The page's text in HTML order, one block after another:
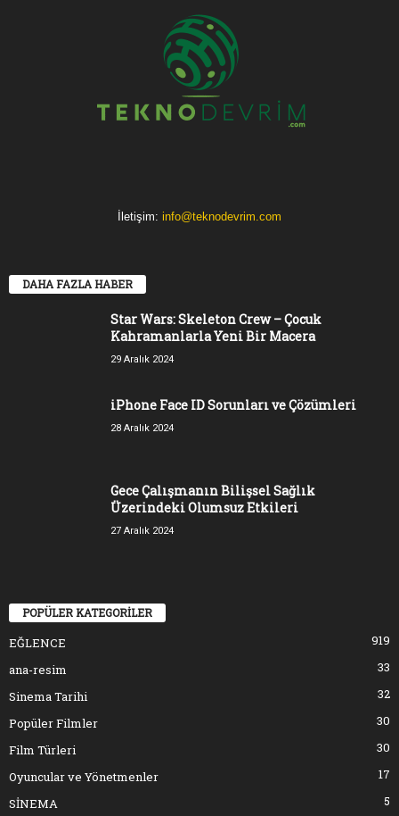
İletişim: info@teknodevrim.com
DAHA FAZLA HABER
Star Wars: Skeleton Crew – Çocuk
Kahramanlarla Yeni Bir Macera
29 Aralık 2024
iPhone Face ID Sorunları ve Çözümleri
28 Aralık 2024
Gece Çalışmanın Bilişsel Sağlık
Üzerindeki Olumsuz Etkileri
27 Aralık 2024
POPÜLER KATEGORİLER
EĞLENCE
919
ana-resim
33
Sinema Tarihi
32
Popüler Filmler
30
Film Türleri
30
Oyuncular ve Yönetmenler
17
SİNEMA
5